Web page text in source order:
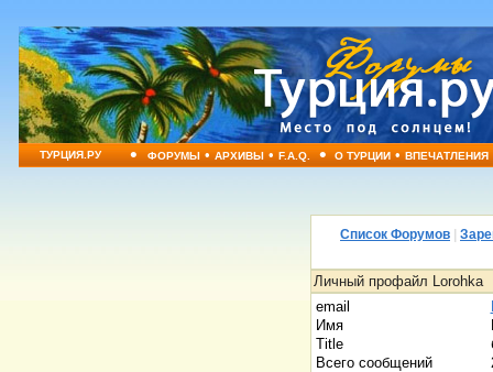
ТУРЦИЯ.РУ • ФОРУМЫ•АРХИВЫ•F.A.Q. • О ТУРЦИИ•ВПЕЧАТЛЕНИЯ
Список Форумов
Личный профайл Lorohka
email
Имя
Title
Всего сообщений